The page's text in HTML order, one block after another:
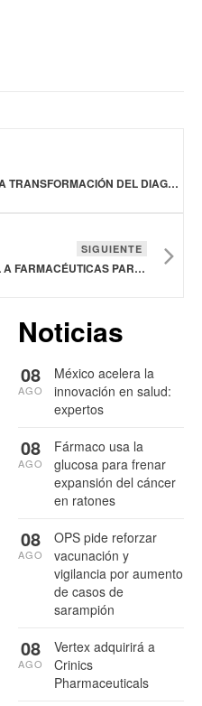
ROCHE MÉXICO IMPULSA LA TRANSFORMACIÓN DEL DIAGNÓSTICO CON SOLUCIONES DE VANGUARDIA
SIGUIENTE
MÉXICO EXIGE INVERSIÓN LOCAL A FARMACÉUTICAS PARA VENTAS AL IMSS
Noticias
México acelera la
innovación en salud:
expertos
08
AGO
Fármaco usa la
glucosa para frenar
expansión del cáncer
en ratones
08
AGO
OPS pide reforzar
vacunación y
vigilancia por aumento
de casos de
sarampión
08
AGO
Vertex adquirirá a
Crinics
Pharmaceuticals
08
AGO